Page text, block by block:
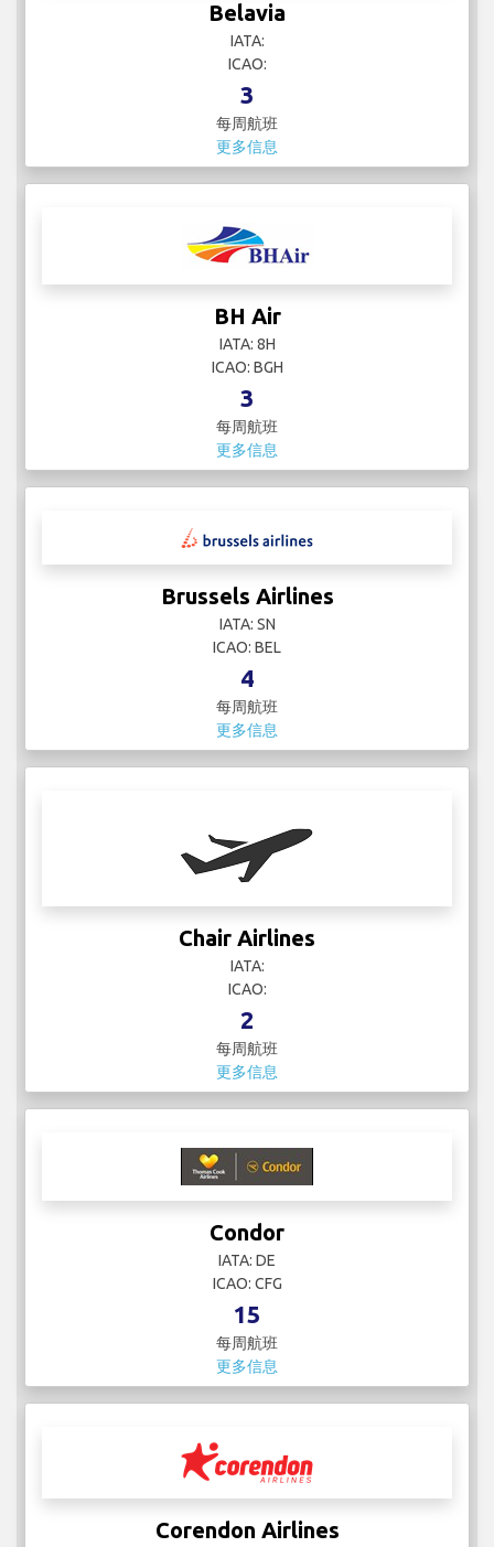
Belavia
IATA:
ICAO:
3
每周航班
更多信息
BH Air
IATA: 8H
ICAO: BGH
3
每周航班
更多信息
Brussels Airlines
IATA: SN
ICAO: BEL
4
每周航班
更多信息
Chair Airlines
IATA:
ICAO:
2
每周航班
更多信息
Condor
IATA: DE
ICAO: CFG
15
每周航班
更多信息
Corendon Airlines